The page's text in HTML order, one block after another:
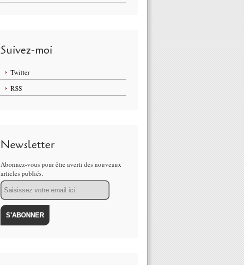
Suivez-moi
Twitter
RSS
Newsletter
Abonnez-vous pour être averti des nouveaux
articles publiés.
Email